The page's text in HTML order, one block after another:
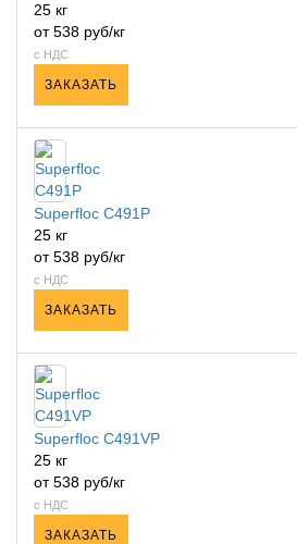
25 кг
от 538 руб/кг
с НДС
ЗАКАЗАТЬ
Superfloc C491P
25 кг
от 538 руб/кг
с НДС
ЗАКАЗАТЬ
Superfloc C491VP
25 кг
от 538 руб/кг
с НДС
ЗАКАЗАТЬ